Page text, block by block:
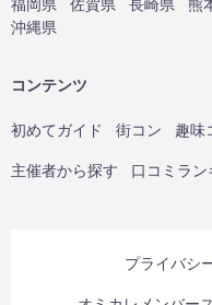
沖縄県
コンテンツ
初めてガイド 街コン 趣味
主催者から探す 口コミラン
プライバシ